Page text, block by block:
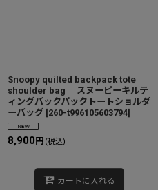
Snoopy quilted backpack tote
shoulder bag スヌーピーキルテ
ィングバックパックトートショルダ
ーバッグ [260-t996105603794]
8,900 円 (税込)
カートに入れる